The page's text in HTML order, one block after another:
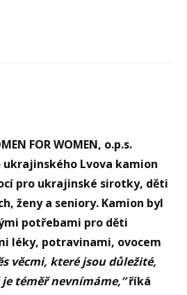
FOR WOMEN, o.p.s.
ukrajinského Lvova kamion
pro ukrajinské sirotky, děti
ženy a seniory. Kamion byl
potřebami pro děti
léky, potravinami, ovocem
věcmi, které jsou důležité,
téměř nevnímáme,”říká